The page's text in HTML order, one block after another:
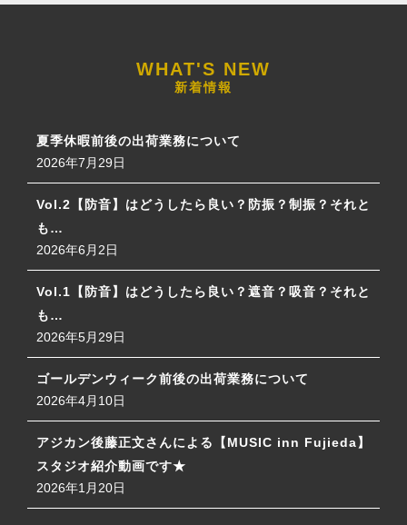
新着情報
夏季休暇前後の出荷業務について
2026年7月29日
Vol.2【防音】はどうしたら良い？防振？制振？それと
も…
2026年6月2日
Vol.1【防音】はどうしたら良い？遮音？吸音？それと
も…
2026年5月29日
ゴールデンウィーク前後の出荷業務について
2026年4月10日
アジカン後藤正文さんによる【MUSIC inn Fujieda】
スタジオ紹介動画です★
2026年1月20日